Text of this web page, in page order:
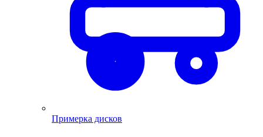
Примерка дисков